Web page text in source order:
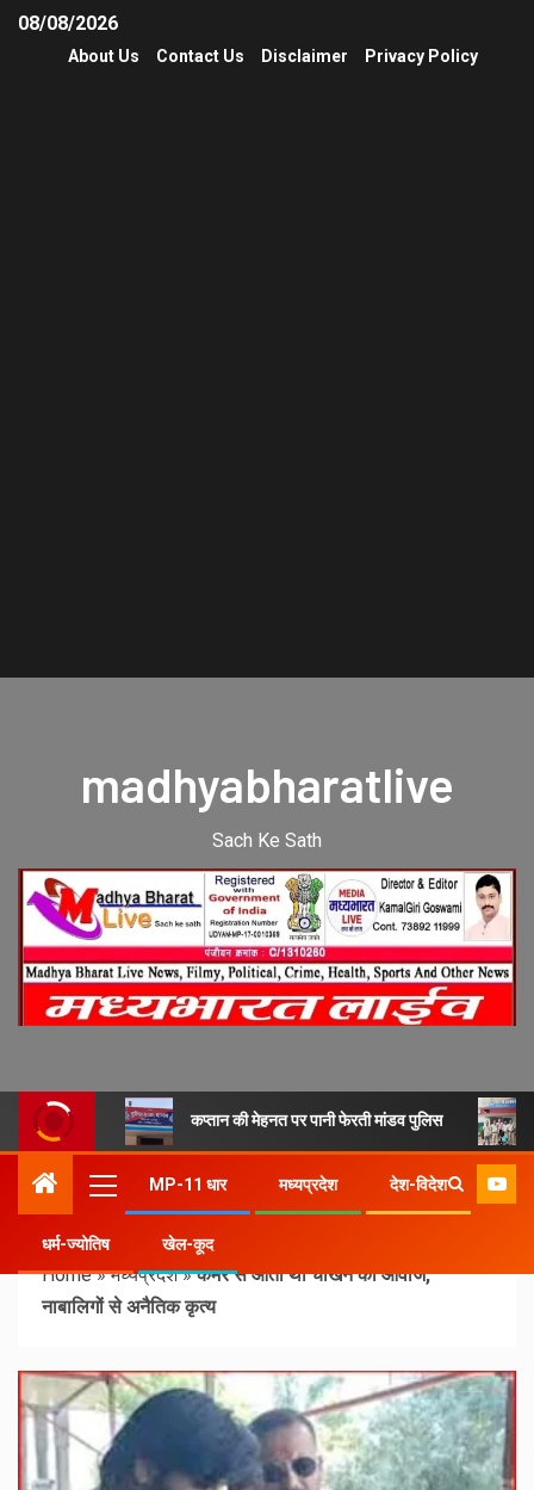
08/08/2026
About Us Contact Us Disclaimer Privacy Policy
madhyabharatlive
Sach Ke Sath
कप्तान की मेहनत पर पानी फेरती मांडव पुलिस
MP-11 धार मध्यप्रदेश देश-विदेश
धर्म-ज्योतिष खेल-कूद
Home»मध्यप्रदेश»कमरे से आती थीं चीखने की आवाजें,
नाबालिगों से अनैतिक कृत्य